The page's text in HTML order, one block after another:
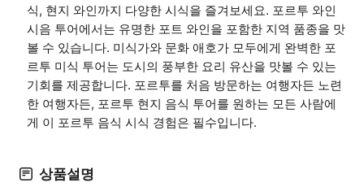
식, 현지 와인까지 다양한 시식을 즐겨보세요. 포르투 와인
시음 투어에서는 유명한 포트 와인을 포함한 지역 품종을 맛
볼 수 있습니다. 미식가와 문화 애호가 모두에게 완벽한 포
르투 미식 투어는 도시의 풍부한 요리 유산을 맛볼 수 있는
기회를 제공합니다. 포르투를 처음 방문하는 여행자든 노련
한 여행자든, 포르투 현지 음식 투어를 원하는 모든 사람에
게 이 포르투 음식 시식 경험은 필수입니다.
상품설명